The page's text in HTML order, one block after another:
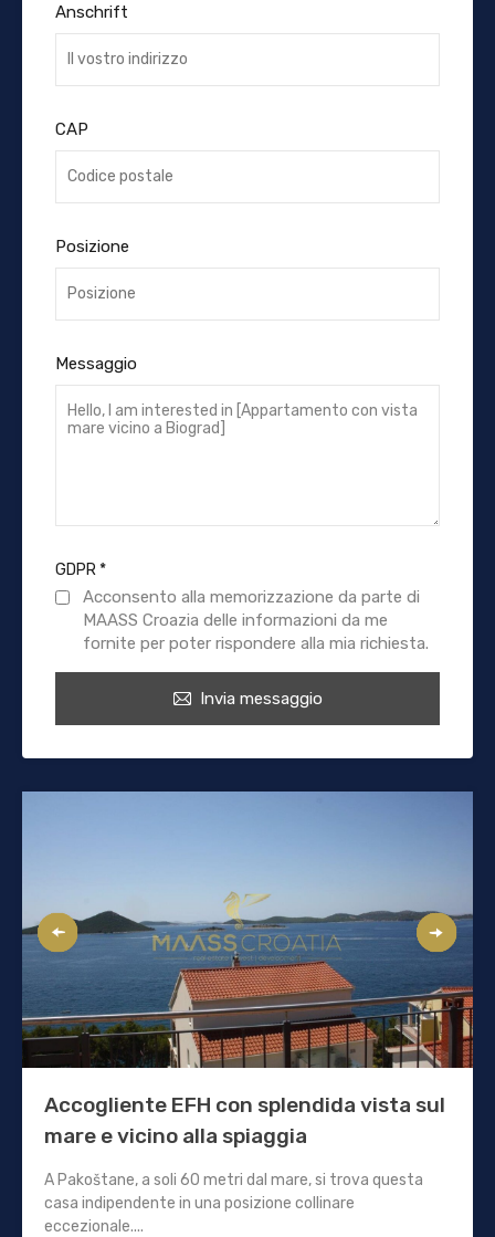
Anschrift
CAP
Posizione
Messaggio
GDPR*
Acconsento alla memorizzazione da parte di
MAASS Croazia delle informazioni da me
fornite per poter rispondere alla mia richiesta.
Invia messaggio
Accogliente EFH con splendida vista sul
mare e vicino alla spiaggia
A Pakoštane, a soli 60 metri dal mare, si trova questa
casa indipendente in una posizione collinare
eccezionale....